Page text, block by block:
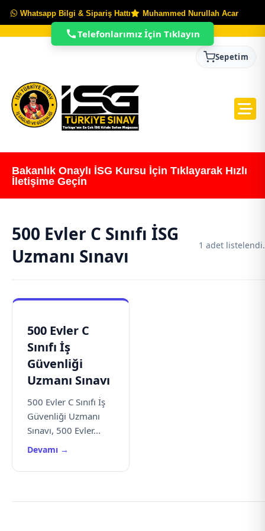
Whatsapp Bilgi & Sipariş Hattı Muhammed Nurullah Acar
Sepetim
Bakanlık Onaylı İSG Kursu İçin Tıklayarak Hızlı
İletişime Geçin
500 Evler C Sınıfı İSG
Uzmanı Sınavı
1 adet listelendi.
500 Evler C
Sınıfı İş
Güvenliği
Uzmanı Sınavı
500 Evler C Sınıfı İş
Güvenliği Uzmanı
Sınavı, 500 Evler...
Devamı →
Telefonlarımız İçin Tıklayın